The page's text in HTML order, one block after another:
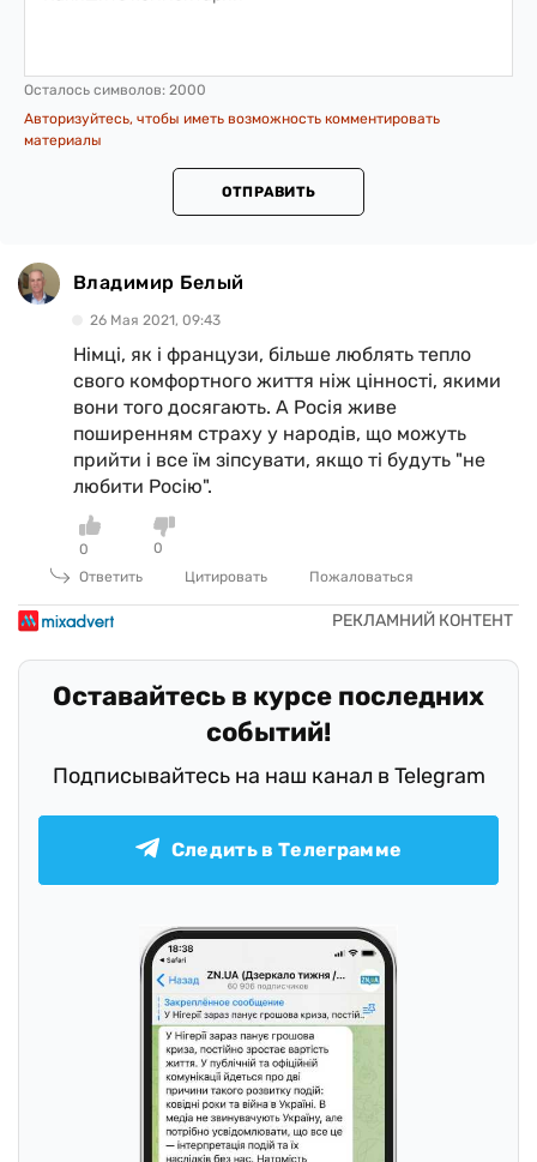
Осталось символов: 2000
Авторизуйтесь, чтобы иметь возможность комментировать
материалы
ОТПРАВИТЬ
Владимир Белый
26 Мая 2021, 09:43
Німці, як і французи, більше люблять тепло
свого комфортного життя ніж цінності, якими
вони того досягають. А Росія живе
поширенням страху у народів, що можуть
прийти і все їм зіпсувати, якщо ті будуть "не
любити Росію".
0
0
Ответить
Цитировать Пожаловаться
Оставайтесь в курсе последних
событий!
Подписывайтесь на наш канал в Telegram
Следить в Телеграмме